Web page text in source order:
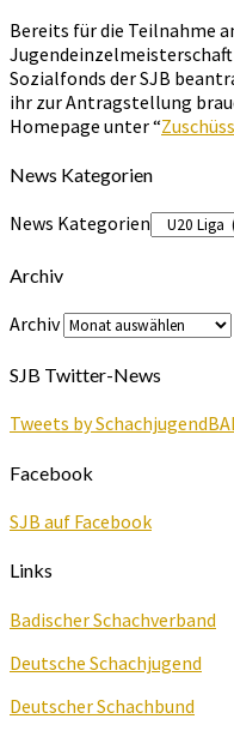
Bereits für die Teilnahme
Jugendeinzelmeisterschaft
Sozialfonds der SJB
ihr zur Antragstellung
Homepage unter “
News Kategorien
News Kategorien
Archiv
Archiv
SJB Twitter-News
Tweets by
Facebook
SJB auf Facebook
Links
Badischer Schachverband
Deutsche Schachjugend
Deutscher Schachbund